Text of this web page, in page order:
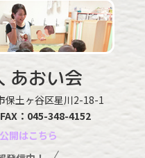
あおい会
保土ヶ谷区星川2-18-1
FAX：045-348-4152
開はこちら